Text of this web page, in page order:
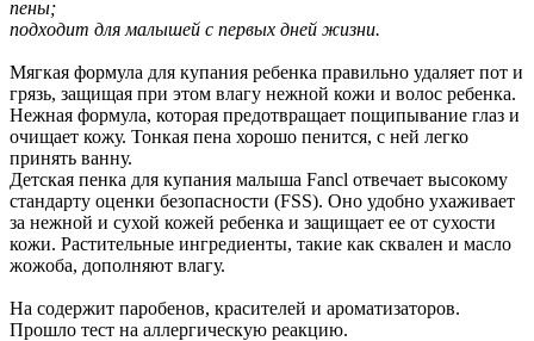
пены;
подходит для малышей с первых дней жизни.
Мягкая формула для купания ребенка правильно удаляет пот и
грязь, защищая при этом влагу нежной кожи и волос ребенка.
Нежная формула, которая предотвращает пощипывание глаз и
очищает кожу. Тонкая пена хорошо пенится, с ней легко
принять ванну.
Детская пенка для купания малыша Fancl отвечает высокому
стандарту оценки безопасности (FSS). Оно удобно ухаживает
за нежной и сухой кожей ребенка и защищает ее от сухости
кожи. Растительные ингредиенты, такие как сквален и масло
жожоба, дополняют влагу.
На содержит паробенов, красителей и ароматизаторов.
Прошло тест на аллергическую реакцию.